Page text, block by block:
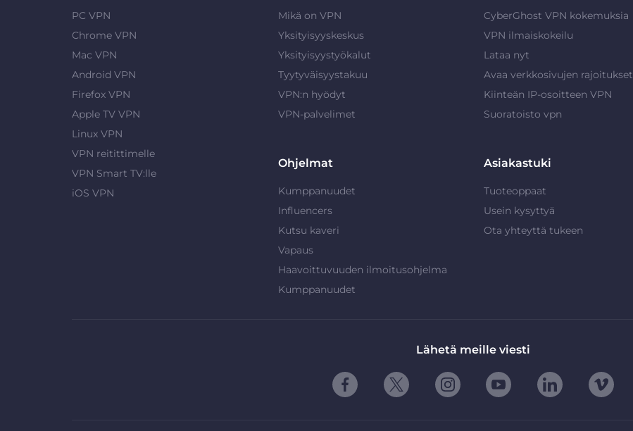
PC VPN
Chrome VPN
Mac VPN
Android VPN
Firefox VPN
Apple TV VPN
Linux VPN
VPN reitittimelle
VPN Smart TV:lle
iOS VPN
Mikä on VPN
Yksityisyyskeskus
Yksityisyystyökalut
Tyytyväisyystakuu
VPN:n hyödyt
VPN-palvelimet
CyberGhost VPN kokemuksia
VPN ilmaiskokeilu
Lataa nyt
Avaa verkkosivujen rajoitukset
Kiinteän IP-osoitteen VPN
Suoratoisto vpn
Ohjelmat
Kumppanuudet
Influencers
Kutsu kaveri
Vapaus
Haavoittuvuuden ilmoitusohjelma
Kumppanuudet
Asiakastuki
Tuoteoppaat
Usein kysyttyä
Ota yhteyttä tukeen
Lähetä meille viesti